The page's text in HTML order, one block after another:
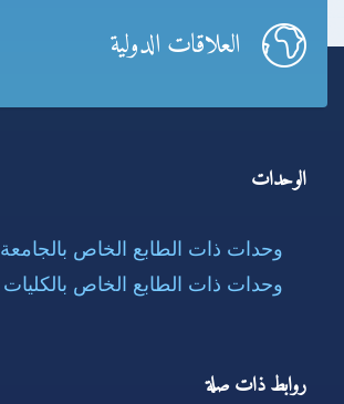
العلاقات الدولية
الوحدات
وحدات ذات الطابع الخاص بالجامعة
وحدات ذات الطابع الخاص بالكليات
روابط ذات صلة